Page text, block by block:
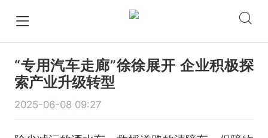
“专用汽车走廊”徐徐展开 企业积极探
索产业升级转型
2025-06-08 09:27